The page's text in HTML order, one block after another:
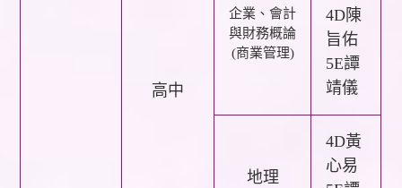
高中
企業、會計
與財務概論
(商業管理)
4D陳
旨佑
5E譚
靖儀
地理
4D黃
心易